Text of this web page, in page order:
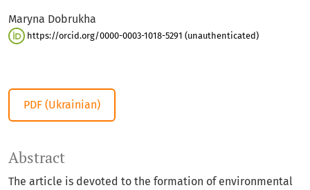
Maryna Dobrukha
https://orcid.org/0000-0003-1018-5291 (unauthenticated)
PDF (Ukrainian)
Abstract
The article is devoted to the formation of environmental